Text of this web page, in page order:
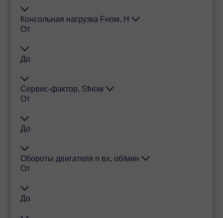
Консольная нагрузка Fном, Н
От
До
Сервис-фактор, Sfном
От
До
Обороты двигателя n вх, об/мин
От
До